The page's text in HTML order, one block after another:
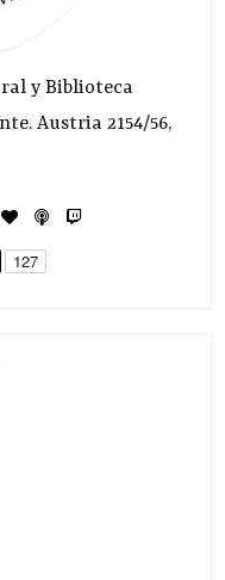
y Biblioteca
Austria 2154/56,